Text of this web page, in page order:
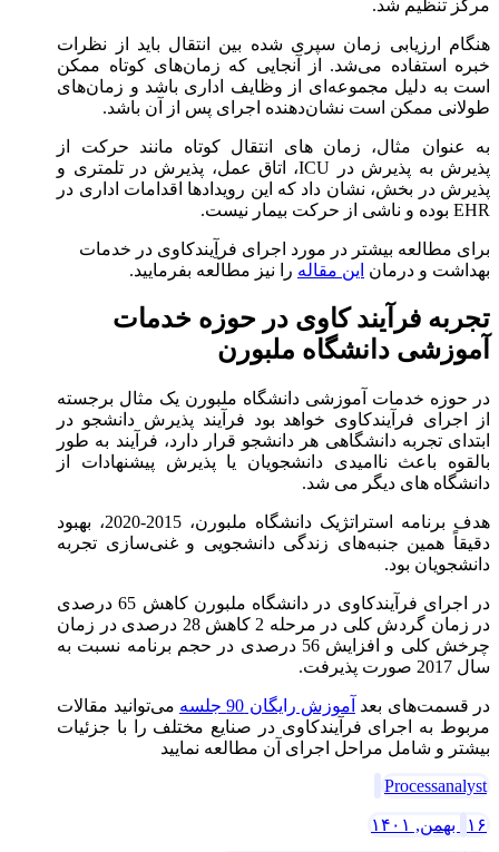
مرکز تنظیم شد.
هنگام ارزیابی زمان سپری شده بین انتقال باید از نظرات
خبره استفاده می‌شد. از آنجایی که زمان‌های کوتاه ممکن
است به دلیل مجموعه‌ای از وظایف اداری باشد و زمان‌های
طولانی ممکن است نشان‌دهنده اجرای پس از آن باشد.
به عنوان مثال، زمان های انتقال کوتاه مانند حرکت از
پذیرش به پذیرش در ICU، اتاق عمل، پذیرش در تلمتری و
پذیرش در بخش، نشان داد که این رویدادها اقدامات اداری در
EHR بوده و ناشی از حرکت بیمار نیست.
برای مطالعه بیشتر در مورد اجرای فرآِیندکاوی در خدمات
بهداشت و درمان این مقاله را نیز مطالعه بفرمایید.
تجربه فرآیند‌ کاوی در حوزه خدمات
آموزشی دانشگاه ملبورن
در حوزه خدمات آموزشی دانشگاه ملبورن یک مثال برجسته
از اجرای فرآیند‌کاوی خواهد بود فرآیند پذیرش دانشجو در
ابتدای تجربه دانشگاهی هر دانشجو قرار دارد، فرآیند به طور
بالقوه باعث ناامیدی دانشجویان یا پذیرش پیشنهادات از
دانشگاه های دیگر می شد.
هدف برنامه استراتژیک دانشگاه ملبورن، 2015-2020، بهبود
دقیقاً همین جنبه‌های زندگی دانشجویی و غنی‌سازی تجربه
دانشجویان بود.
در اجرای فرآیند‌کاوی در دانشگاه ملبورن کاهش 65 درصدی
در زمان گردش کلی در مرحله 2 کاهش 28 درصدی در زمان
چرخش کلی و افزایش 56 درصدی در حجم برنامه نسبت به
سال 2017 صورت پذیرفت.
در قسمت‌های بعد آموزش رایگان 90 جلسه
می‌توانید مقالات
مربوط به اجرای فرآیند‌کاوی در صنایع مختلف را با جزئیات
بیشتر و شامل مراحل اجرای آن مطالعه نمایید
Processanalyst
۱۶ بهمن, ۱۴۰۱